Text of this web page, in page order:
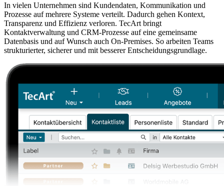
In vielen Unternehmen sind Kundendaten, Kommunikation und
Prozesse auf mehrere Systeme verteilt. Dadurch gehen Kontext,
Transparenz und Effizienz verloren. TecArt bringt
Kontaktverwaltung und CRM-Prozesse auf eine gemeinsame
Datenbasis und auf Wunsch auch On-Premises. So arbeiten Teams
strukturierter, sicherer und mit besserer Entscheidungsgrundlage.